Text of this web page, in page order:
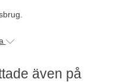
även på